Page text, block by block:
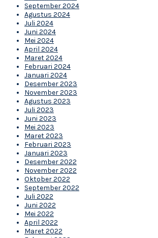
September 2024
Agustus 2024
Juli 2024
Juni 2024
Mei 2024
April 2024
Maret 2024
Februari 2024
Januari 2024
Desember 2023
November 2023
Agustus 2023
Juli 2023
Juni 2023
Mei 2023
Maret 2023
Februari 2023
Januari 2023
Desember 2022
November 2022
Oktober 2022
September 2022
Juli 2022
Juni 2022
Mei 2022
April 2022
Maret 2022